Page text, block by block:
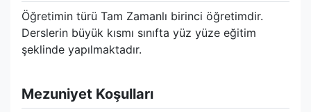
Öğretimin türü Tam Zamanlı birinci öğretimdir.
Derslerin büyük kısmı sınıfta yüz yüze eğitim
şeklinde yapılmaktadır.
Mezuniyet Koşulları